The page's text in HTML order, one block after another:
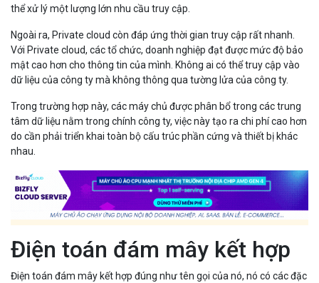
thể xử lý một lượng lớn nhu cầu truy cập.
Ngoài ra, Private cloud còn đáp ứng thời gian truy cập rất nhanh.
Với Private cloud, các tổ chức, doanh nghiệp đạt được mức độ bảo
mật cao hơn cho thông tin của mình. Không ai có thể truy cập vào
dữ liệu của công ty mà không thông qua tường lửa của công ty.
Trong trường hợp này, các máy chủ được phân bổ trong các trung
tâm dữ liệu nằm trong chính công ty, việc này tạo ra chi phí cao hơn
do cần phải triển khai toàn bộ cấu trúc phần cứng và thiết bị khác
nhau.
Điện toán đám mây kết hợp
Điện toán đám mây kết hợp đúng như tên gọi của nó, nó có các đặc